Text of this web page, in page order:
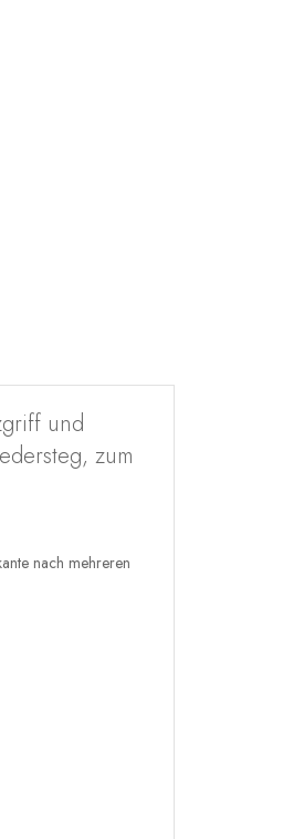
und
zum
nach mehreren